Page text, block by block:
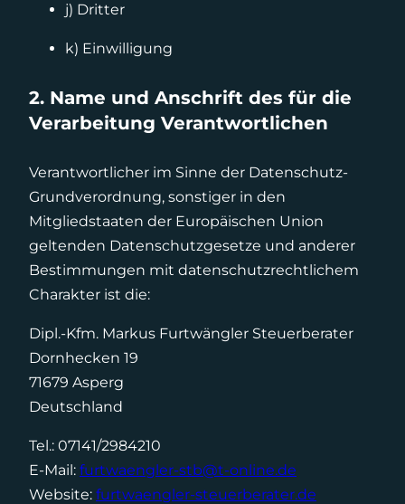
j) Dritter
k) Einwilligung
2. Name und Anschrift des für die
Verarbeitung Verantwortlichen
Verantwortlicher im Sinne der Datenschutz-
Grundverordnung, sonstiger in den
Mitgliedstaaten der Europäischen Union
geltenden Datenschutzgesetze und anderer
Bestimmungen mit datenschutzrechtlichem
Charakter ist die:
Dipl.-Kfm. Markus Furtwängler Steuerberater
Dornhecken 19
71679 Asperg
Deutschland
Tel.: 07141/2984210
E-Mail: furtwaengler-stb@t-online.de
Website: furtwaengler-steuerberater.de